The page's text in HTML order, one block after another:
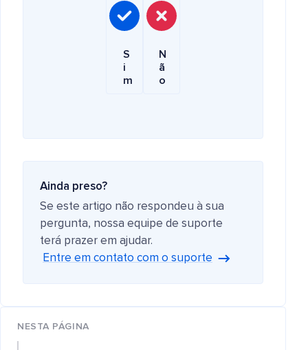
S
i
m
N
ã
o
Ainda preso?
Se este artigo não respondeu à sua
pergunta, nossa equipe de suporte
terá prazer em ajudar.
Entre em contato com o suporte
NESTA PÁGINA